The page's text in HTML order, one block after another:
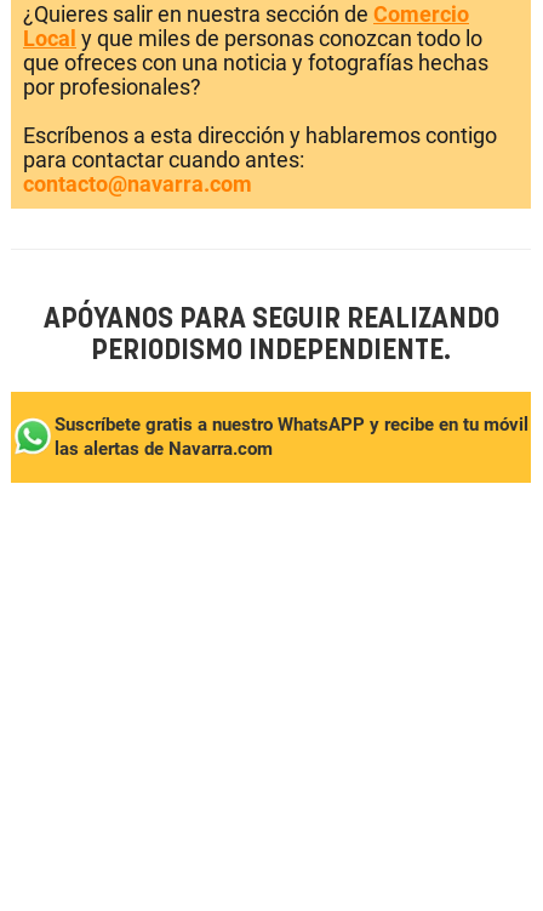
¿Quieres salir en nuestra sección de Comercio
Local y que miles de personas conozcan todo lo
que ofreces con una noticia y fotografías hechas
por profesionales?
Escríbenos a esta dirección y hablaremos contigo
para contactar cuando antes:
contacto@navarra.com
APÓYANOS PARA SEGUIR REALIZANDO
PERIODISMO INDEPENDIENTE.
Suscríbete gratis a nuestro WhatsAPP y recibe en tu móvil
las alertas de Navarra.com